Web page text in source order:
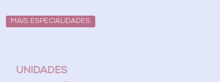
MAIS ESPECIALIDADES
UNIDADES